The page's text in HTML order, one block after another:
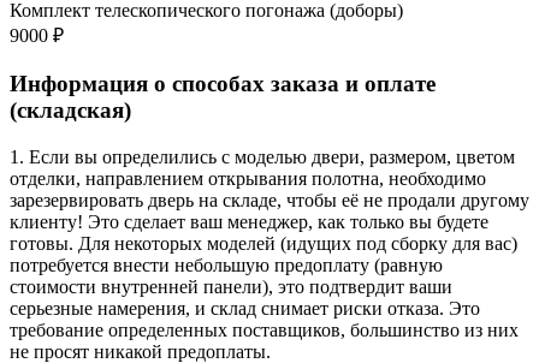
Комплект телескопического погонажа (доборы)
9000 ₽
Информация о способах заказа и оплате
(складская)
1. Если вы определились с моделью двери, размером, цветом
отделки, направлением открывания полотна, необходимо
зарезервировать дверь на складе, чтобы её не продали другому
клиенту! Это сделает ваш менеджер, как только вы будете
готовы. Для некоторых моделей (идущих под сборку для вас)
потребуется внести небольшую предоплату (равную
стоимости внутренней панели), это подтвердит ваши
серьезные намерения, и склад снимает риски отказа. Это
требование определенных поставщиков, большинство из них
не просят никакой предоплаты.